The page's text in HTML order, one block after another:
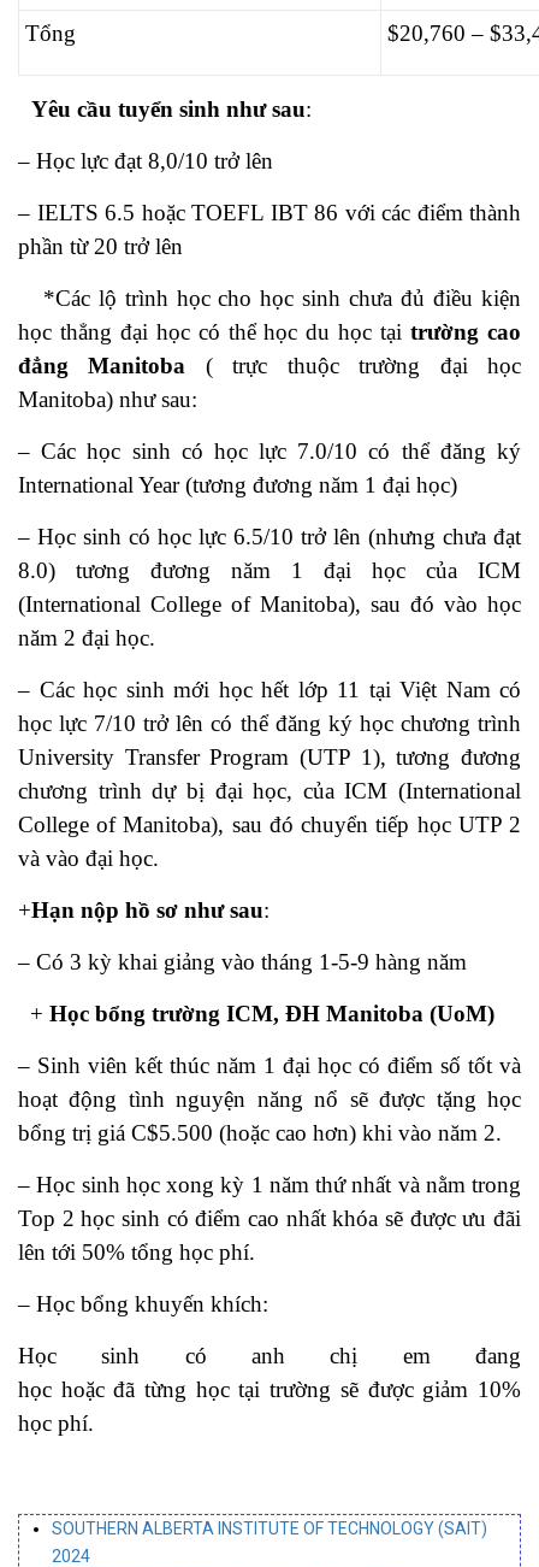
Tổng $20,760 –
Yêu cầu tuyển sinh như sau:
– Học lực đạt 8,0/10 trở lên
– IELTS 6.5 hoặc TOEFL IBT 86 với các điểm thành
phần từ 20 trở lên
*Các lộ trình học cho học sinh chưa đủ điều kiện
học thẳng đại học có thể học du học tạitrường cao
đẳng Manitoba ( trực thuộc trường đại học
Manitoba) như sau:
– Các học sinh có học lực 7.0/10 có thể đăng ký
International Year (tương đương năm 1 đại học)
– Học sinh có học lực 6.5/10 trở lên (nhưng chưa đạt
8.0) tương đương năm 1 đại học của ICM
(International College of Manitoba), sau đó vào học
năm 2 đại học.
– Các học sinh mới học hết lớp 11 tại Việt Nam có
học lực 7/10 trở lên có thể đăng ký học chương trình
University Transfer Program (UTP 1), tương đương
chương trình dự bị đại học, của ICM (International
College of Manitoba), sau đó chuyển tiếp học UTP 2
và vào đại học.
+Hạn nộp hồ sơ như sau:
– Có 3 kỳ khai giảng vào tháng 1-5-9 hàng năm
+ Học bổng trường ICM, ĐH Manitoba (UoM)
– Sinh viên kết thúc năm 1 đại học có điểm số tốt và
hoạt động tình nguyện năng nổ sẽ được tặng học
bổng trị giá C$5.500 (hoặc cao hơn) khi vào năm 2.
– Học sinh học xong kỳ 1 năm thứ nhất và nằm trong
Top 2 học sinh có điểm cao nhất khóa sẽ được ưu đãi
lên tới 50% tổng học phí.
– Học bổng khuyến khích:
Học sinh có anh chị em đang
học hoặc đã từng học tại trường sẽ được giảm 10%
học phí.
SOUTHERN ALBERTA INSTITUTE OF TECHNOLOGY (SAIT)
2024